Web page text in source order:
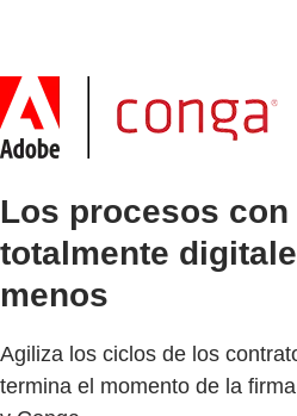
Los procesos
totalmente
menos
Agiliza los ciclos de los
termina el momento de la